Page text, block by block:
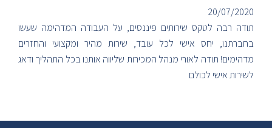
20/07/2020
תודה רבה לטקס שירותים פיננסים, על העבודה המדהימה שעשו
בחברתנו, יחס אישי לכל עובד, שירות מהיר ומקצועי והחזרים
מדהימים! תודה לאורי מנהל המכירות שליווה אותנו בכל התהליך ודאג
לשירות אישי לכולם